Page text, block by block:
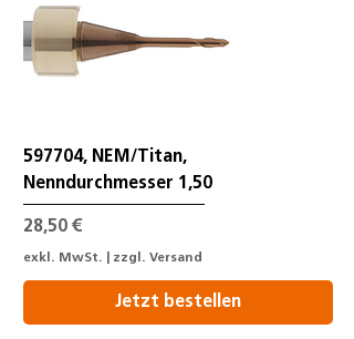
597704, NEM/Titan,
Nenndurchmesser 1,50
Preis
28,50 €
exkl. MwSt. zzgl. Versand
Jetzt bestellen